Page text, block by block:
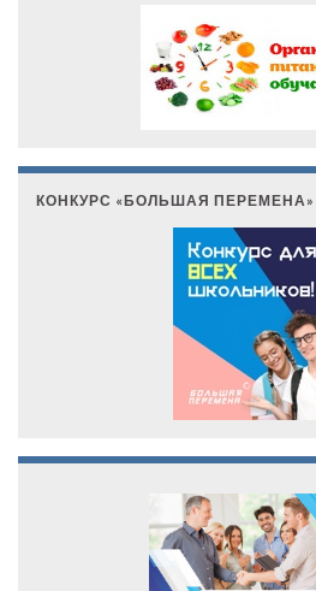
КОНКУРС «БОЛЬШАЯ ПЕРЕМЕНА»